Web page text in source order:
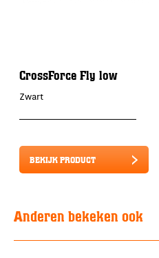
CrossForce Fly low
Zwart
BEKIJK PRODUCT
Anderen bekeken ook